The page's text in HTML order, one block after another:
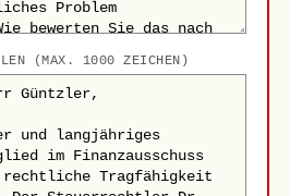
(MAX. 1000 ZEICHEN)